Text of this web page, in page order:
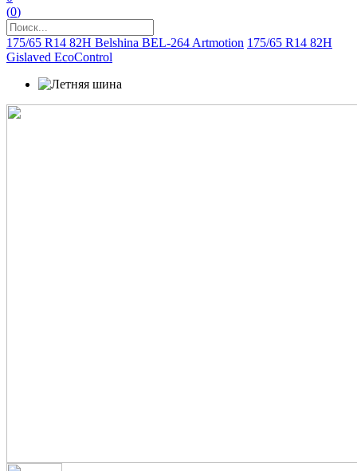
(0)
175/65 R14 82H Belshina BEL-264 Artmotion 175/65 R14 82H
Gislaved EcoControl